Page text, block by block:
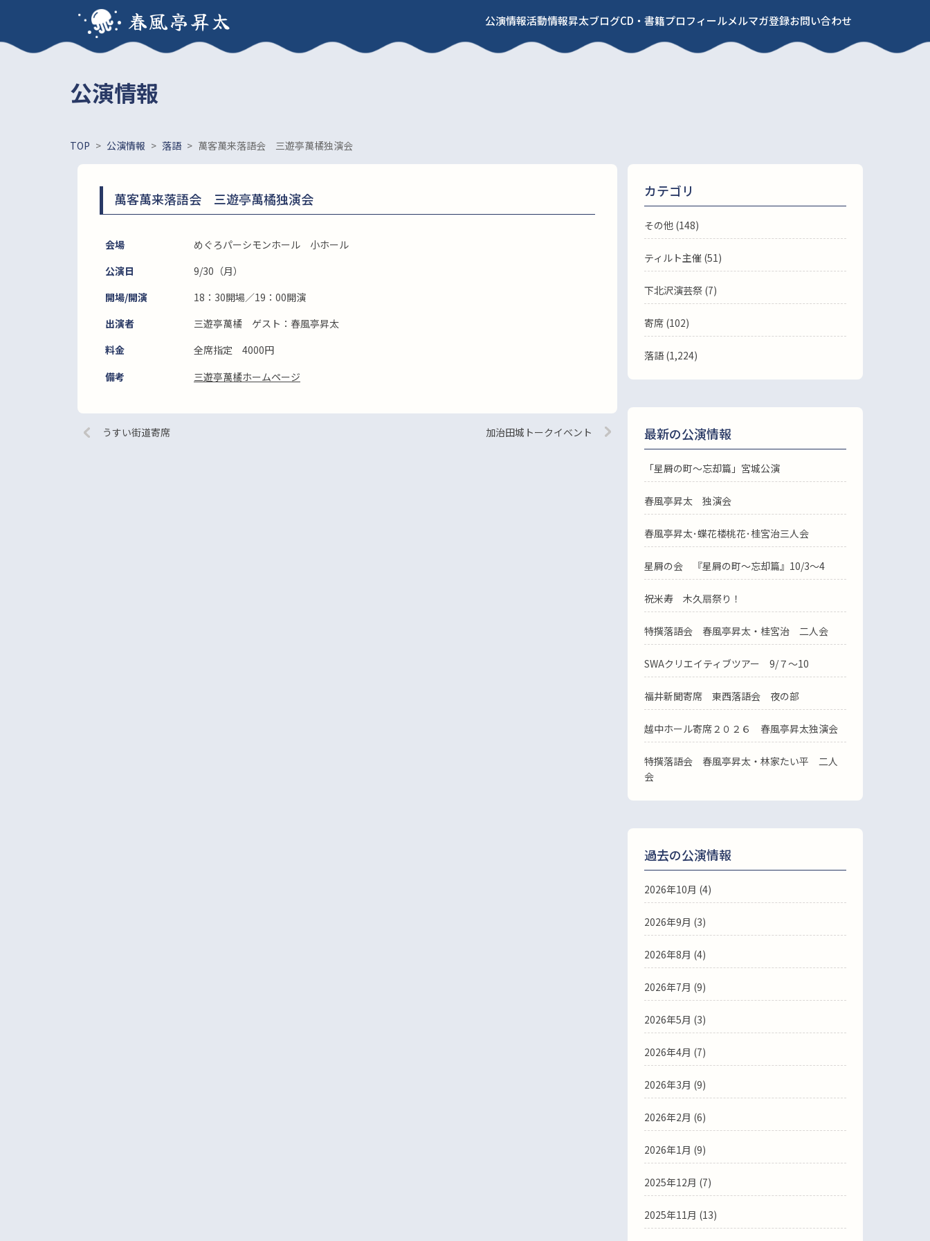
春風亭昇太 公演情報活動情報昇太ブログCD・書籍プロフィールメルマガ登録お問い合わせ
公演情報
TOP > 公演情報 > 落語 > 萬客萬来落語会 三遊亭萬橘独演会
萬客萬来落語会 三遊亭萬橘独演会
会場
めぐろパーシモンホール 小ホール
公演日
9/30（月）
開場/開演
18：30開場／19：00開演
出演者
三遊亭萬橘 ゲスト：春風亭昇太
料金
全席指定 4000円
備考
三遊亭萬橘ホームページ
うすい街道寄席 加治田城トークイベント
カテゴリ
その他 (148)
ティルト主催 (51)
下北沢演芸祭 (7)
寄席 (102)
落語(1,224)
最新の公演情報
「星屑の町～忘却篇」宮城公演
春風亭昇太 独演会
春風亭昇太･蝶花楼桃花･桂宮治三人会
星屑の会 『星屑の町～忘却篇』10/3～4
祝米寿 木久扇祭り！
特撰落語会 春風亭昇太・桂宮治 二人会
SWAクリエイティブツアー 9/７～10
福井新聞寄席 東西落語会 夜の部
越中ホール寄席２０２６ 春風亭昇太独演会
特撰落語会 春風亭昇太・林家たい平 二人
会
過去の公演情報
2026年10月 (4)
2026年9月 (3)
2026年8月 (4)
2026年7月 (9)
2026年5月 (3)
2026年4月 (7)
2026年3月 (9)
2026年2月 (6)
2026年1月 (9)
2025年12月 (7)
2025年11月 (13)